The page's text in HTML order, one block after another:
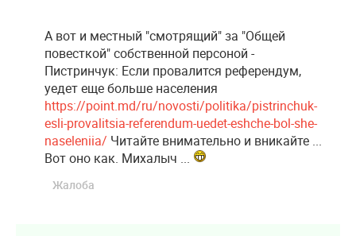
А вот и местный "смотрящий" за "Общей
повесткой" собственной персоной -
Пистринчук: Если провалится референдум,
уедет еще больше населения
https://point.md/ru/novosti/politika/pistrinchuk-
esli-provalitsia-referendum-uedet-eshche-bol-she-
naseleniia/ Читайте внимательно и вникайте ...
Вот оно как. Михалыч ...
Жалоба